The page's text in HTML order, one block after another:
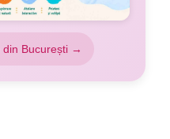
din București →